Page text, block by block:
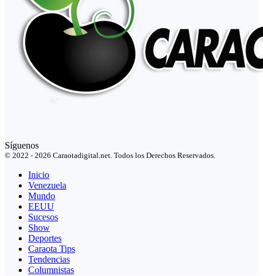
Síguenos
© 2022 - 2026 Caraotadigital.net. Todos los Derechos Reservados.
Inicio
Venezuela
Mundo
EEUU
Sucesos
Show
Deportes
Caraota Tips
Tendencias
Columnistas